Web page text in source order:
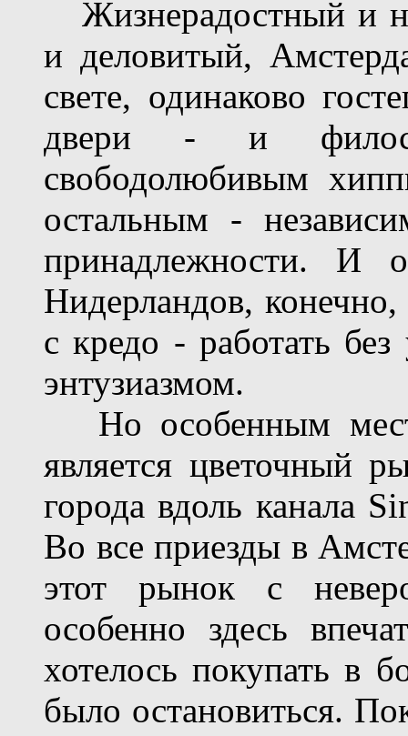
Жизнерадостный и
и деловитый,
свете, одинаково
двери - и
свободолюбивым
остальным -
принадлежности. И
Нидерландов,
с кредо - работать
энтузиазмом.
Но особенным
является цветочный
города вдоль канала
Во все приезды в
этот рынок с
особенно здесь
хотелось покупать в
было остановиться.